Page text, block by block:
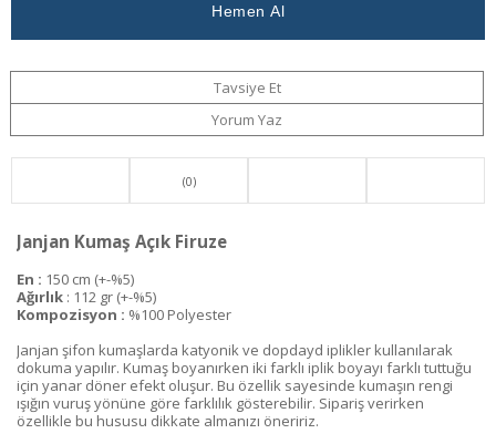
Tavsiye Et
Yorum Yaz
(0)
Janjan Kumaş Açık Firuze
En : 150 cm (+-%5)
Ağırlık : 112 gr (+-%5)
Kompozisyon : %100 Polyester
Janjan şifon kumaşlarda katyonik ve dopdayd iplikler kullanılarak
dokuma yapılır. Kumaş boyanırken iki farklı iplik boyayı farklı tuttuğu
için yanar döner efekt oluşur. Bu özellik sayesinde kumaşın rengi
ışığın vuruş yönüne göre farklılık gösterebilir. Sipariş verirken
özellikle bu hususu dikkate almanızı öneririz.